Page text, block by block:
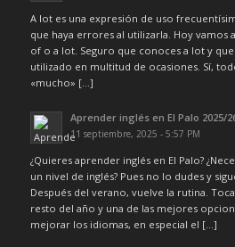
A lot es una expresión de uso
que haya errores al utilizarla. Hoy vamos
of o a lot. Seguro que conoces a lot y
utilizado en multitud de ocasiones. Sí,
«mucho» […]
Aprender inglés en El Palo 2025/
11 septiembre, 2025 - 5:57 PM
¿Quieres aprender inglés en El Palo?
un nivel de inglés? Pues no lo dudes y
Después del verano, vuelve la rutina.
resto del año y una de las mejores
mejorar los idiomas, en especial el […]